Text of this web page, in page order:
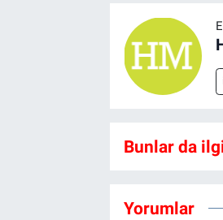
Bunlar da
Yorumlar